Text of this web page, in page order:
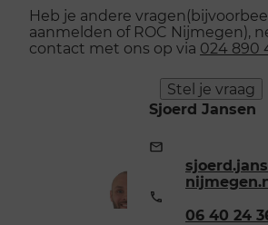
Heb je andere
aanmelden of ROC Nijmegen),
contact met ons op via 024 890
Stel je vraag
Sjoerd Jansen
mailadres:
06 40 24